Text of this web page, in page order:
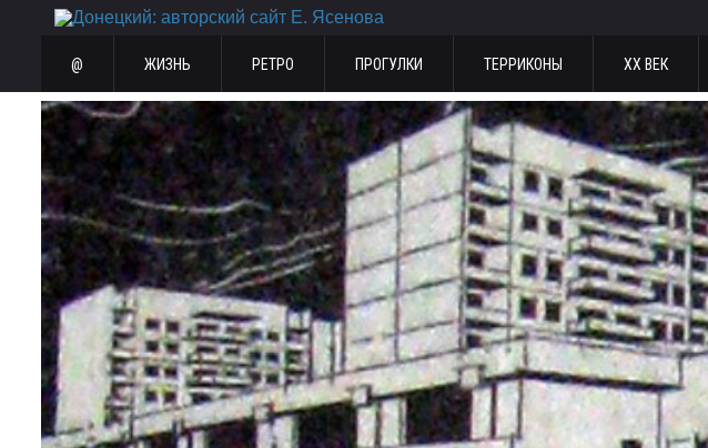
@ ЖИЗНЬ РЕТРО ПРОГУЛКИ ТЕРРИКОНЫ ХХ ВЕК